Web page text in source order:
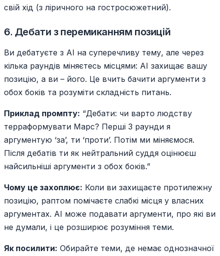
свій хід (з ліричного на гостросюжетний).
6. Дебати з перемиканням позицій
Ви дебатуєте з AI на суперечливу тему, але через
кілька раундів міняєтесь місцями: AI захищає вашу
позицію, а ви – його. Це вчить бачити аргументи з
обох боків та розуміти складність питань.
Приклад промпту: “Дебати: чи варто людству
терраформувати Марс? Перші 3 раунди я
аргументую ‘за’, ти ‘проти’. Потім ми міняємося.
Після дебатів ти як нейтральний суддя оцінюєш
найсильніші аргументи з обох боків.”
Чому це захоплює: Коли ви захищаєте протилежну
позицію, раптом помічаєте слабкі місця у власних
аргументах. AI може подавати аргументи, про які ви
не думали, і це розширює розуміння теми.
Як посилити: Обирайте теми, де немає однозначної